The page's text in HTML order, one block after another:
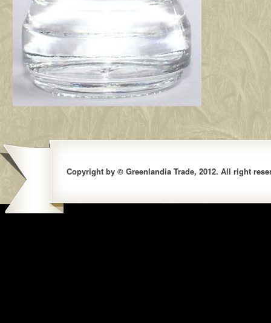
Copyright by © Greenlandia Trade, 2012. All right